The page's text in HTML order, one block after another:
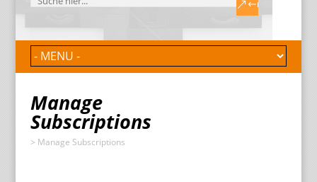
Manage
Subscriptions
> Manage Subscriptions